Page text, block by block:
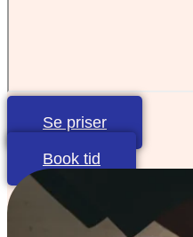
Se priser
Book tid